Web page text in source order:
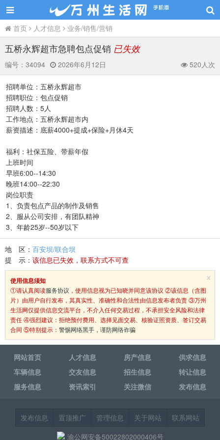
首页 人才信息 业务/销售/营销
五桥永辉超市急聘包点促销 已失效
编号： 34094 2026年6月12日 520人次
招聘单位：五桥永辉超市
招聘职位：包点促销
招聘人数：5人
工作地点：五桥永辉超市内
薪资描述：底薪4000+提成+保险+月休4天
福利：社保五险、带薪年假
上班时间
早班6:00--14:30
晚班14:00--22:30
岗位职责
1、负责包点产品的制作及销售
2、服从公司安排，有团队精神
3、年龄25岁--50岁以下
地 区： 百安坝/联合坝
提 示： 该信息已失效，联系方式不可查
×
使用信息须知
①请认真阅读服务协议 ，使用信息视为已知晓并同意该协议 ②该信息（含图
片）由用户自行发布，其真实性、准确性和合法性由信息发布者负责 ③万州
生活网仅提供信息交流平台，不介入任何交易过程，不承担安全风险和法律
责任 ④强烈建议：拒绝预付费用、选择见面交易、核验证照资质、签订交易
合同 ⑤特别提示： 警惕网络黑手，谨防网络诈骗
网站首页 人才信息 房产信息
供求信息
车辆信息
交友信息 招生信息
转让信息
服务信息
资讯索引 关注微信 发布信息
发布信息 置顶推广 管理信息 关于网站
联系网站
渝公网安备50022802000406号